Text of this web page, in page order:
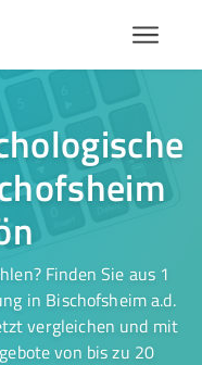
Finden Sie aus 1
in Bischofsheim a.d.
vergleichen und mit
von bis zu 20